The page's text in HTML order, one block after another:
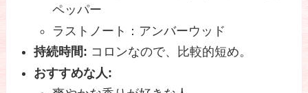
ペッパー
ラストノート：アンバーウッド
持続時間: コロンなので、比較的短め。
おすすめな人: